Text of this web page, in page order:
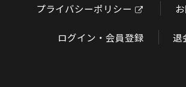
プライバシーポリシー
ログイン・会員登録 退